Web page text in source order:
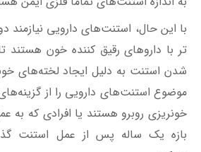
بازه یک ساله پس از عمل استنت
می‌کند.
آیا استنت قلبی برای
مناسب است؟